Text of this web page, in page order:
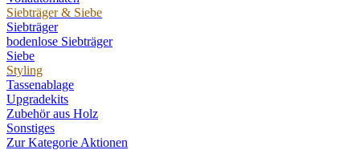
Siebträger & Siebe
Siebträger
bodenlose Siebträger
Siebe
Styling
Tassenablage
Upgradekits
Zubehör aus Holz
Sonstiges
Zur Kategorie Aktionen